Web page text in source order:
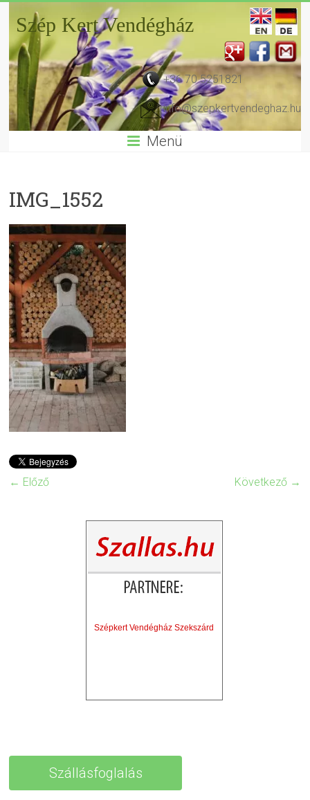
Szép Kert Vendégház
+36 70 5251821
info@szepkertvendeghaz.hu
Menü
IMG_1552
← Előző Következő →
Szépkert Vendégház Szekszárd
Szállásfoglalás